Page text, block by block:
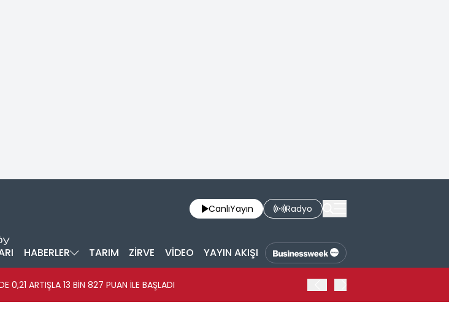
CanlıYayın Radyo
HABERLER TARIM ZİRVE VİDEO YAYIN AKIŞI
0,21 ARTIŞLA 13 BİN 827 PUAN İLE BAŞLADI